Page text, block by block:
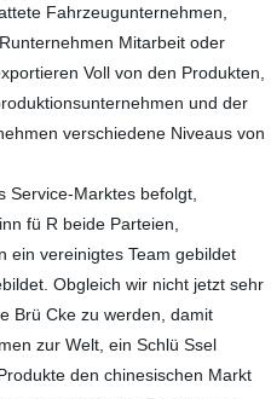
Fahrzeugunternehmen,
Mitarbeit oder
Voll von den Produkten,
und der
verschiedene Niveaus von
Marktes befolgt,
fü R beide Parteien,
ein vereinigtes Team gebildet
Obgleich wir nicht jetzt sehr
Brü Cke zu werden, damit
zur Welt, ein Schlü Ssel
den chinesischen Markt